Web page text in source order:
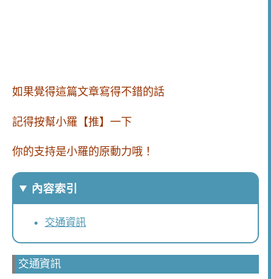
如果覺得這篇文章寫得不錯的話
記得按幫小羅【推】一下
你的支持是小羅的原動力哦！
內容索引
交通資訊
交通資訊